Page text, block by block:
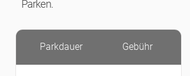
Parken.
Parkdauer Gebühr